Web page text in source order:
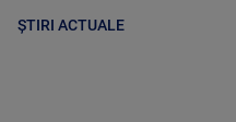
ȘTIRI ACTUALE